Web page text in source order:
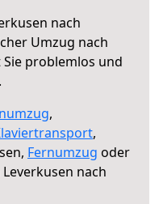
nach
Umzug nach
Sie problemlos und
,
,
Fernumzug oder
nach